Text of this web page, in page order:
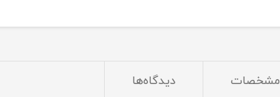
مشخصات دیدگاه‌ها